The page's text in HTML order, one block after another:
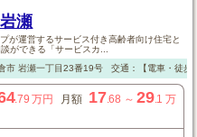
瀬
が運営するサービス付き高齢者向け住宅と
ができる「サービスカ...
市岩瀬一丁目23番19号 交通：【電車・徒歩
.79 万円 月額 17.68 ～29.1 万